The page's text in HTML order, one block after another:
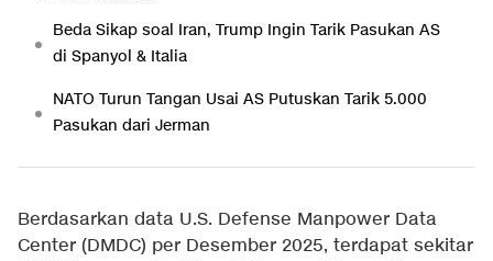
Beda Sikap soal Iran, Trump Ingin Tarik Pasukan AS
di Spanyol & Italia
NATO Turun Tangan Usai AS Putuskan Tarik 5.000
Pasukan dari Jerman
Berdasarkan data U.S. Defense Manpower Data
Center (DMDC) per Desember 2025, terdapat sekitar